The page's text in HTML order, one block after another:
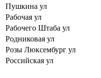
Пушкина ул
Рабочая ул
Рабочего Штаба ул
Родниковая ул
Розы Люксембург ул
Российская ул